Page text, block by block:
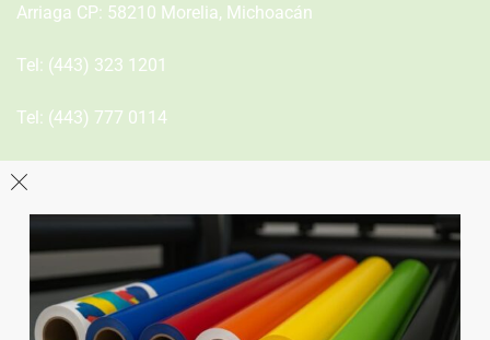
Arriaga CP: 58210 Morelia, Michoacán
Tel: (443) 323 1201
Tel: (443) 777 0114
León
Sucursal